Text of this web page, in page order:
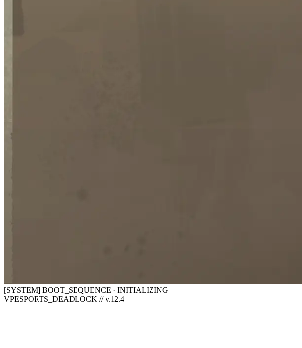
[SYSTEM] BOOT_SEQUENCE · INITIALIZING
VPESPORTS_DEADLOCK // v.12.4